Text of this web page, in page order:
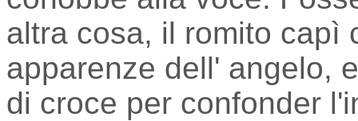
altra cosa, il romito capì
apparenze dell' angelo,
di croce per confonder